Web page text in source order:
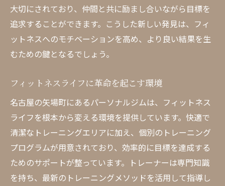
大切にされており、仲間と共に励まし合いながら目標を
追求することができます。こうした新しい発見は、フィ
ットネスへのモチベーションを高め、より良い結果を生
むための鍵となるでしょう。
フィットネスライフに革命を起こす環境
名古屋の矢場町にあるパーソナルジムは、フィットネス
ライフを根本から変える環境を提供しています。快適で
清潔なトレーニングエリアに加え、個別のトレーニング
プログラムが用意されており、効率的に目標を達成する
ためのサポートが整っています。トレーナーは専門知識
を持ち、最新のトレーニングメソッドを活用して指導し